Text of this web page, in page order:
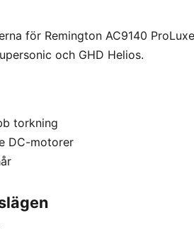
för Remington AC9140
och GHD Helios.
torkning
DC-motorer